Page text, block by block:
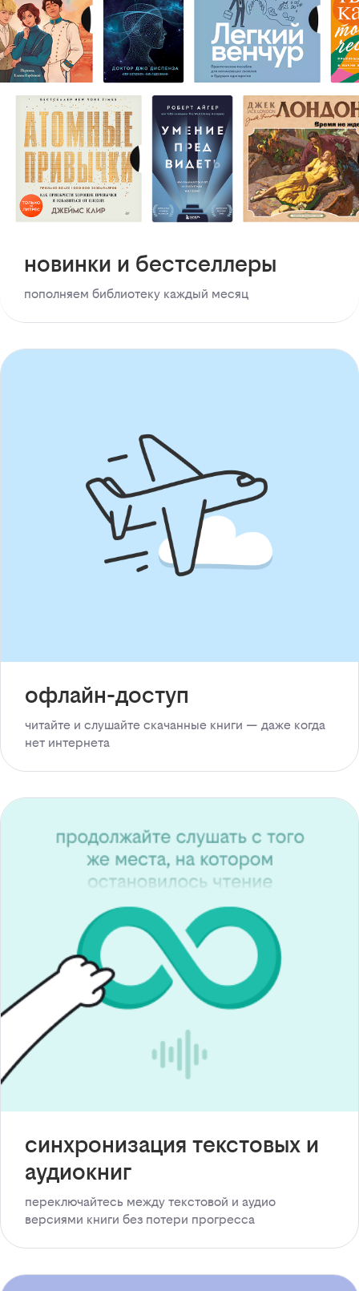
новинки и бестселлеры
пополняем библиотеку каждый месяц
офлайн-доступ
читайте и слушайте скачанные книги — даже когда
нет интернета
синхронизация текстовых и
аудиокниг
переключайтесь между текстовой и аудио
версиями книги без потери прогресса